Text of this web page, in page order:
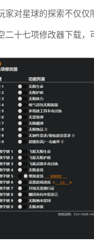
家对星球的探索不仅
十七项修改器下载